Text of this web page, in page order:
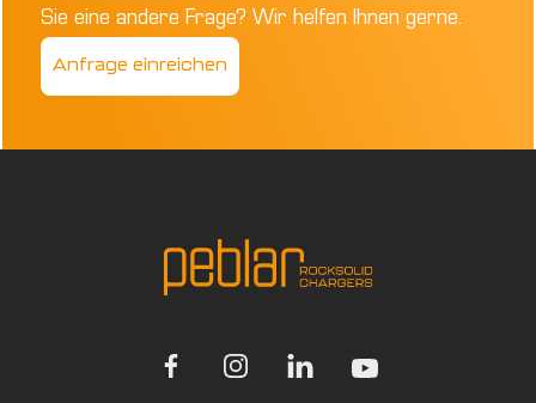
Sie eine andere Frage? Wir helfen Ihnen gerne.
Anfrage einreichen